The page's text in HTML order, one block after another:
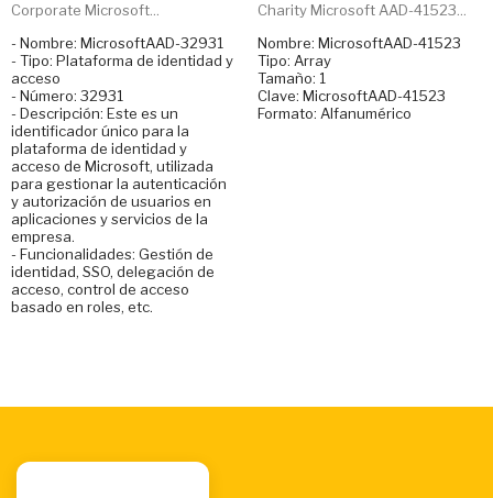
Corporate Microsoft...
- Nombre: MicrosoftAAD-32931
- Tipo: Plataforma de identidad y
acceso
- Número: 32931
- Descripción: Este es un
identificador único para la
plataforma de identidad y
acceso de Microsoft, utilizada
para gestionar la autenticación
y autorización de usuarios en
aplicaciones y servicios de la
empresa.
- Funcionalidades: Gestión de
identidad, SSO, delegación de
acceso, control de acceso
basado en roles, etc.
Charity Microsoft AAD-41523...
Nombre: MicrosoftAAD-41523
Tipo: Array
Tamaño: 1
Clave: MicrosoftAAD-41523
Formato: Alfanumérico